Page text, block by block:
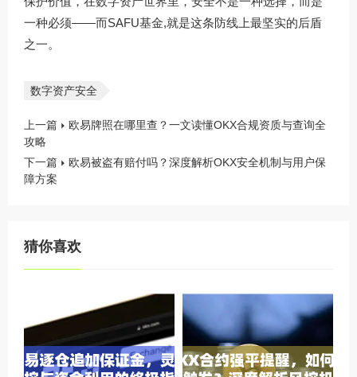
一种必须——而SAFU基金,就是这条防线上最坚实的后盾
之一。
数字资产安全
上一篇
欧易牌照在哪里查？一文读懂OKX合规资质与查询全
攻略
下一篇
欧易被盗有赔付吗？深度解析OKX安全机制与用户保
障方案
猜你喜欢